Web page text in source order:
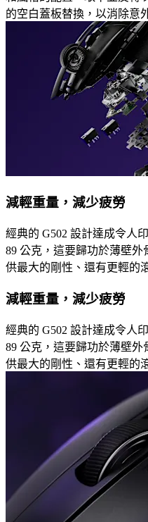
的空白蓋板替換，以消除意
減輕重量，減少疲勞
經典的 G502 設計達成令人
89 公克，這要歸功於薄壁
供最大的剛性、還有更輕的
減輕重量，減少疲勞
經典的 G502 設計達成令人
89 公克，這要歸功於薄壁
供最大的剛性、還有更輕的